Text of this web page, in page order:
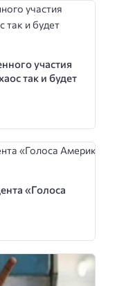
участия
так и будет
«Голоса